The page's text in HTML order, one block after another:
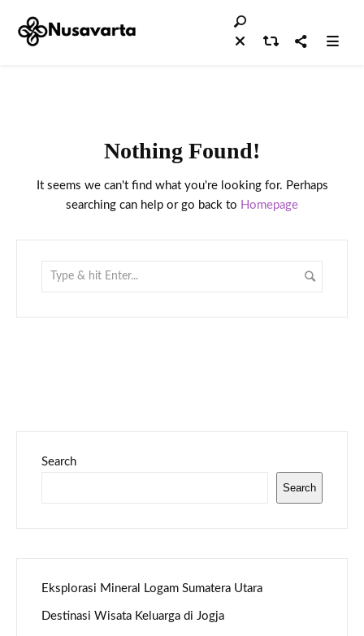
Nothing Found!
It seems we can't find what you're looking for. Perhaps
searching can help or go back to Homepage
Search
Search
Eksplorasi Mineral Logam Sumatera Utara
Destinasi Wisata Keluarga di Jogja